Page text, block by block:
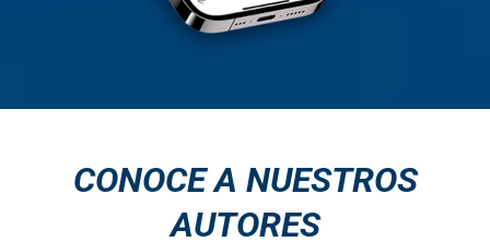
CONOCE A NUESTROS
AUTORES